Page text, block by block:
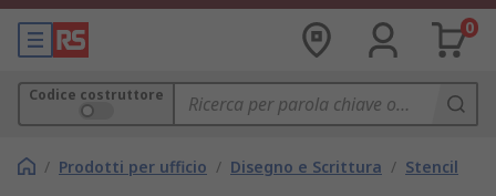
0
Codice costruttore
/ Prodotti per ufficio / Disegno e Scrittura / Stencil